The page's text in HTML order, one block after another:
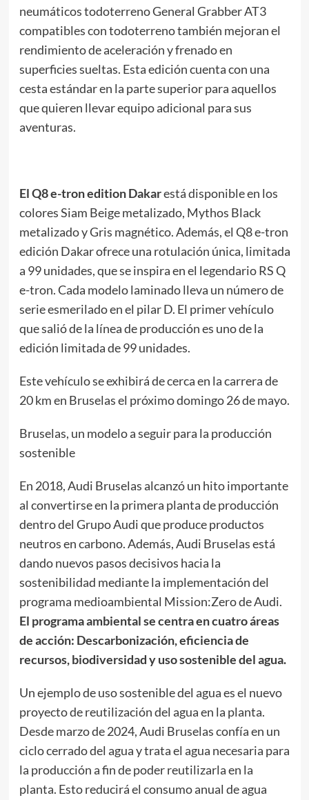
neumáticos todoterreno General Grabber AT3
compatibles con todoterreno también mejoran el
rendimiento de aceleración y frenado en
superficies sueltas. Esta edición cuenta con una
cesta estándar en la parte superior para aquellos
que quieren llevar equipo adicional para sus
aventuras.
El Q8 e-tron edition Dakarestá disponible en los
colores Siam Beige metalizado, Mythos Black
metalizado y Gris magnético. Además, el Q8 e-tron
edición Dakar ofrece una rotulación única, limitada
a 99 unidades, que se inspira en el legendario RS Q
e-tron. Cada modelo laminado lleva un número de
serie esmerilado en el pilar D. El primer vehículo
que salió de la línea de producción es uno de la
edición limitada de 99 unidades.
Este vehículo se exhibirá de cerca en la carrera de
20 km en Bruselas el próximo domingo 26 de mayo.
Bruselas, un modelo a seguir para la producción
sostenible
En 2018, Audi Bruselas alcanzó un hito importante
al convertirse en la primera planta de producción
dentro del Grupo Audi que produce productos
neutros en carbono. Además, Audi Bruselas está
dando nuevos pasos decisivos hacia la
sostenibilidad mediante la implementación del
programa medioambiental Mission:Zero de Audi.
El programa ambiental se centra en cuatro áreas
de acción: Descarbonización, eficiencia de
recursos, biodiversidad y uso sostenible del agua.
Un ejemplo de uso sostenible del agua es el nuevo
proyecto de reutilización del agua en la planta.
Desde marzo de 2024, Audi Bruselas confía en un
ciclo cerrado del agua y trata el agua necesaria para
la producción a fin de poder reutilizarla en la
planta. Esto reducirá el consumo anual de agua